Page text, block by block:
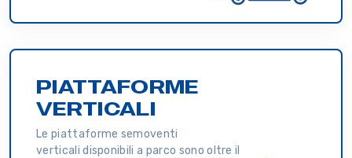
PIATTAFORME
VERTICALI
Le piattaforme semoventi
verticali disponibili a parco sono oltre il